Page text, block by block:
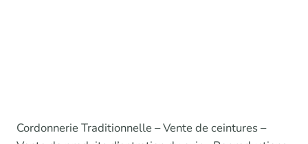
Cordonnerie Traditionnelle – Vente de ceintures –